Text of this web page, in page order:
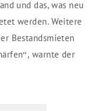
und das, was neu
werden. Weitere
Bestandsmieten
warnte der